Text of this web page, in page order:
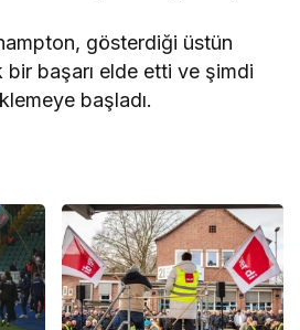
gösterdiği üstün
başarı elde etti ve şimdi
başladı.